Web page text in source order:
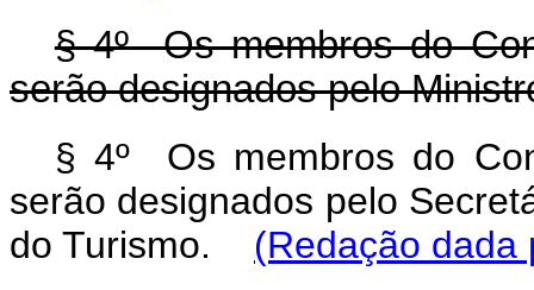
§ 4º Os membros do
serão designados pelo
§ 4º Os membros do
serão designados pelo
do Turismo. (Redação dada